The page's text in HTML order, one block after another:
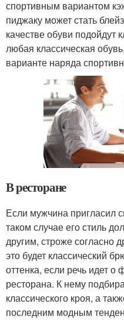
спортивным вариантом
пиджаку может стать
качестве обуви подойдут
любая классическая
варианте наряда
В ресторане
Если мужчина пригласил
таком случае его стиль
другим, строже согласно
это будет классический
оттенка, если речь идет
ресторана. К нему
классического кроя, а
последним модным